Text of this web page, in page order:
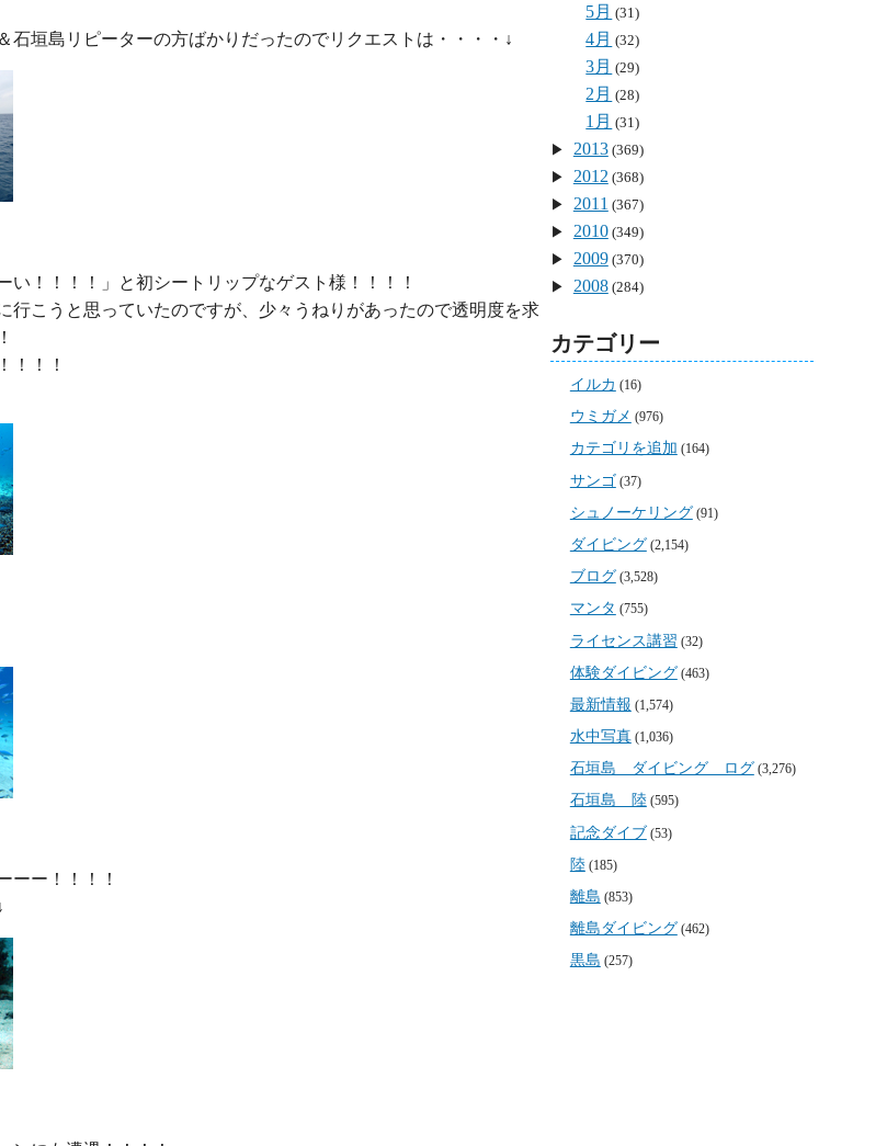
い！！！！」と初シートリップなゲスト様！！！！
行こうと思っていたのですが、少々うねりがあったので透明度を求
！！！
ーー！！！！
5月 (31)
4月 (32)
3月 (29)
2月 (28)
1月 (31)
2013(369)
2012(368)
2011 (367)
2010(349)
2009(370)
2008(284)
カテゴリー
イルカ (16)
ウミガメ (976)
カテゴリを追加 (164)
サンゴ(37)
シュノーケリング(91)
ダイビング (2,154)
ブログ (3,528)
マンタ (755)
ライセンス講習 (32)
体験ダイビング(463)
最新情報 (1,574)
水中写真(1,036)
石垣島 ダイビング ログ (3,276)
石垣島 陸(595)
記念ダイブ (53)
陸(185)
離島 (853)
離島ダイビング (462)
黒島 (257)